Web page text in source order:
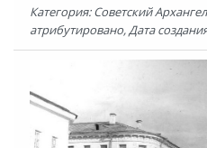
Категория: Советский
атрибутировано, Дата